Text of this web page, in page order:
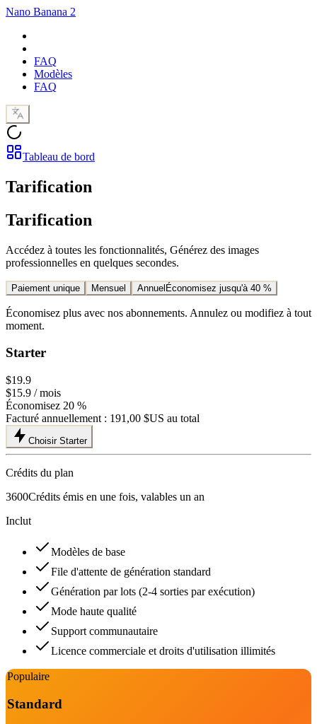
Nano Banana 2
FAQ
Modèles
FAQ
Tableau de bord
Tarification
Tarification
Accédez à toutes les fonctionnalités, Générez des images
professionnelles en quelques secondes.
Paiement unique Mensuel AnnuelÉconomisez jusqu'à 40 %
Économisez plus avec nos abonnements. Annulez ou modifiez à tout
moment.
Starter
$19.9
$15.9 / mois
Économisez 20 %
Facturé annuellement : 191,00 $US au total
Choisir Starter
Crédits du plan
3600Crédits émis en une fois, valables un an
Inclut
Modèles de base
File d'attente de génération standard
Génération par lots (2-4 sorties par exécution)
Mode haute qualité
Support communautaire
Licence commerciale et droits d'utilisation illimités
Populaire
Standard